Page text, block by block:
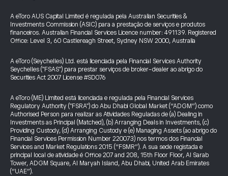
A eToro AUS Capital Limited é regulada pela Australian Securities &
Investments Commission (ASIC) para a prestação de serviços e produtos
financeiros. Australian Financial Services Licence number: 491139. Registered
Office: Level 3, 60 Castlereagh Street, Sydney NSW 2000, Australia
A eToro (Seychelles) Ltd. está licenciada pela Financial Services Authority
Seychelles ("FSAS") para prestar serviços de broker-dealer ao abrigo do
Securities Act 2007 License #SD076
A eToro (ME) Limited está licenciada e regulada pela Financial Services
Regulatory Authority ("FSRA") do Abu Dhabi Global Market (“ADGM”) como
Authorised Person para realizar as Atividades Reguladas de (a) Dealing in
Investments as Principal (Matched), (b) Arranging Deals in Investments, (c)
Providing Custody, (d) Arranging Custody e (e) Managing Assets (ao abrigo do
Financial Services Permission Number 220073) nos termos dos Financial
Services and Market Regulations 2015 (“FSMR”). A sua sede registada e
principal local de atividade é Office 207 and 208, 15th Floor Floor, Al Sarab
Tower, ADGM Square, Al Maryah Island, Abu Dhabi, United Arab Emirates
(“UAE”).